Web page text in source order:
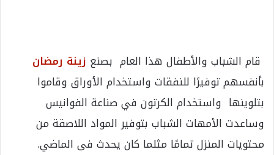
قام الشباب والأطفال هذا العام بصنع زينة رمضان
بأنفسهم توفيرًا للنفقات واستخدام الأوراق وقاموا
بتلوينها واستخدام الكرتون في صناعة الفوانيس
وساعدت الأمهات الشباب بتوفير المواد اللاصقة من
محتويات المنزل تمامًا مثلما كان يحدث فى الماضي.